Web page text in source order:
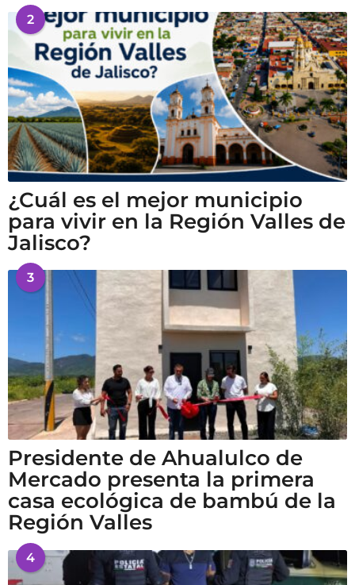
2
¿Cuál es el mejor municipio
para vivir en la Región Valles de
Jalisco?
3
Presidente de Ahualulco de
Mercado presenta la primera
casa ecológica de bambú de la
Región Valles
4